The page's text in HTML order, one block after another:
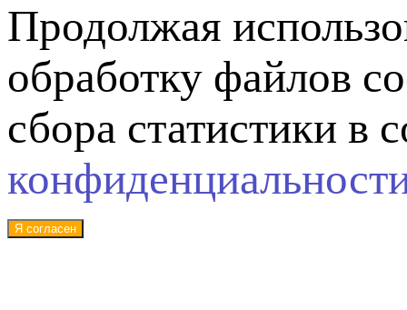
Продолжая
обработку файлов
сбора статистики в
Я согласен